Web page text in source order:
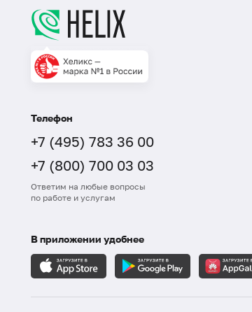
Телефон
+7 (495) 783 36 00
+7 (800) 700 03 03
Ответим на любые вопросы
по работе и услугам
В приложении удобнее